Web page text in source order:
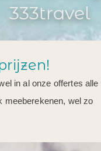
333travel
in al onze offertes alle
meeberekenen, wel zo